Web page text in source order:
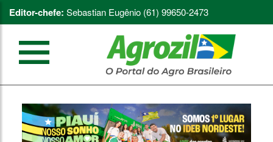
Editor-chefe: Sebastian Eugênio (61) 99650-2473